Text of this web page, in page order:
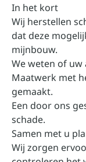
In het kort
Wij herstellen
dat deze
mijnbouw.
We weten of
Maatwerk met
gemaakt.
Een door ons
schade.
Samen met u
Wij zorgen